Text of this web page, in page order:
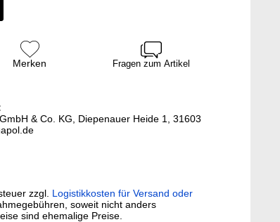
Merken Fragen zum Artikel
& Co. KG, Diepenauer Heide 1, 31603
zzgl. Logistikkosten für Versand oder
soweit nicht anders
sind ehemalige Preise.